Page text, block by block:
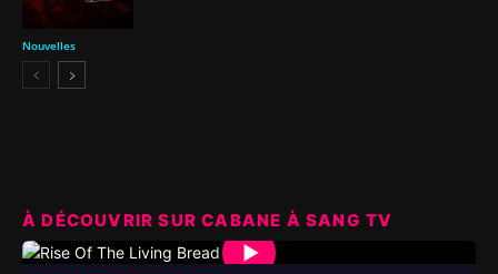
Nouvelles
À DÉCOUVRIR SUR CABANE À SANG TV
▶